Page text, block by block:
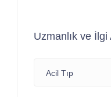
Uzmanlık ve İlgi
Acil Tıp